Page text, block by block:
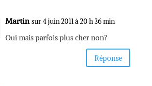
Martin sur 4 juin 2011 à 20 h 36 min
Oui mais parfois plus cher non?
Réponse